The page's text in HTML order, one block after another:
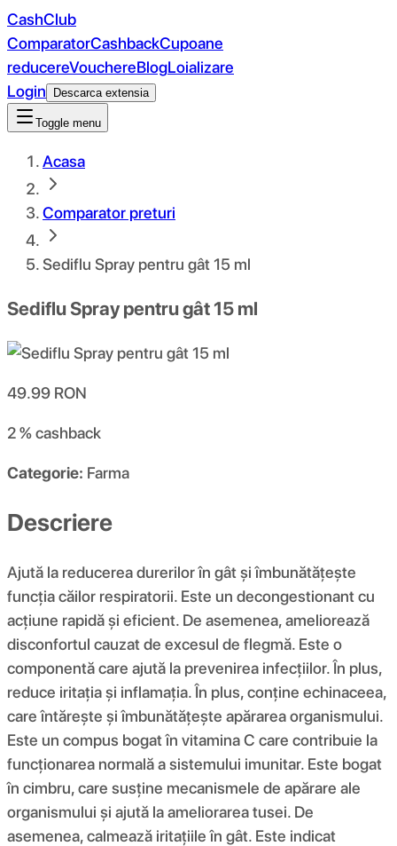
CashClub
ComparatorCashbackCupoane
reducereVouchereBlogLoializare
Login
Descarca extensia
Toggle menu
Acasa
Comparator preturi
Sediflu Spray pentru gât 15 ml
Sediflu Spray pentru gât 15 ml
49.99 RON
2 %cashback
Categorie: Farma
Descriere
Ajută la reducerea durerilor în gât și îmbunătățește
funcția căilor respiratorii. Este un decongestionant cu
acțiune rapidă și eficient. De asemenea, ameliorează
disconfortul cauzat de excesul de flegmă. Este o
componentă care ajută la prevenirea infecțiilor. În plus,
reduce iritația și inflamația. În plus, conține echinaceea,
care întărește și îmbunătățește apărarea organismului.
Este un compus bogat în vitamina C care contribuie la
funcționarea normală a sistemului imunitar. Este bogat
în cimbru, care susține mecanismele de apărare ale
organismului și ajută la ameliorarea tusei. De
asemenea, calmează iritațiile în gât. Este indicat